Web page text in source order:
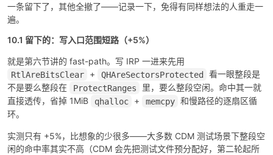
一条留下了，其他全撤了——记录一下，免得有同样想法的人重走一
遍。
10.1 留下的：写入口范围短路（+5%）
就是第六节讲的 fast-path。写 IRP 一进来先用
RtlAreBitsClear + QHAreSectorsProtected
看一眼整段是
不是要么整段在
ProtectRanges
里，要么整段空闲。命中其一就
直接透传，省掉 1MiB
qhalloc + memcpy 和慢路径的逐扇区循
环。
实测只有 +5%，比想象的少很多——大多数 CDM 测试场景下整段空
闲的命中率其实不高（CDM 会先把测试文件预分配好，第二轮起所